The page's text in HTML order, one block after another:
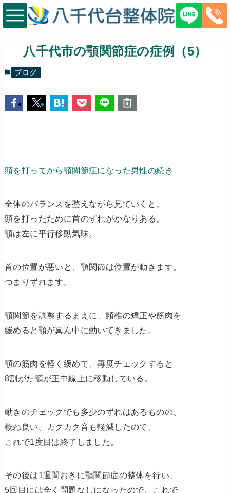
八千代市の顎関節症の症例（5）
ブログ
頭を打ってから顎関節症になった男性の続き
全体のバランスを整えながら見ていくと、
頭を打ったために首のずれがかなりある。
顎は左に平行移動気味。
首の位置が悪いと、顎関節は位置が動きます。
つまりずれます。
顎関節を調整するまえに、頸椎の矯正や筋肉を
緩めると顎が真ん中に動いてきました。
顎の筋肉を軽く緩めて、再度チェックすると
8割がた顎が正中線上に移動している。
動きのチェックでも多少のずれはあるものの、
概ね良い。カクカク音も軽減したので、
これで1度目は終了しました。
その後は1週間おきに顎関節症の整体を行い、
5回目には全く問題なしになったので、これで